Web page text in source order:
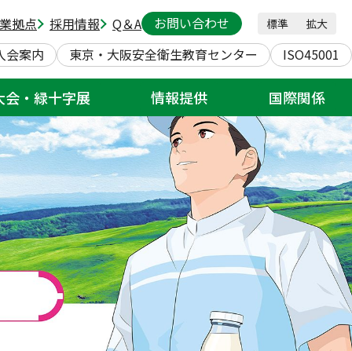
拠点 採用情報 Q＆A お問い合わせ 標準 拡大
会案内 東京・大阪安全衛生教育センター ISO45001
会・緑十字展 情報提供 国際関係